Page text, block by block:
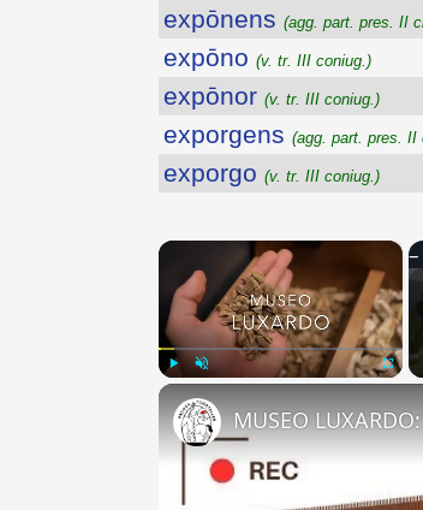
expōnens (agg. part. pres. II
expōno (v. tr. III coniug.)
expōnor (v. tr. III coniug.)
exporgens (agg. part. pres. II
exporgo (v. tr. III coniug.)
×
MUSEO